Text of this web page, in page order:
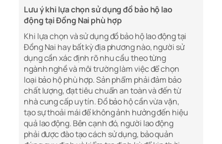
Lưu ý khi lựa chọn sử dụng đồ bảo hộ lao
động tại Đồng Nai phù hợp
Khi lựa chọn và sử dụng đồ bảo hộ lao động tại
Đồng Nai hay bất kỳ địa phương nào, người sử
dụng cần xác định rõ nhu cầu theo từng
ngành nghề và môi trường làm việc để chọn
loại bảo hộ phù hợp. Sản phẩm phải đảm bảo
chất lượng, đạt tiêu chuẩn an toàn và đến từ
nhà cung cấp uy tín. Đồ bảo hộ cần vừa vặn,
tạo sự thoải mái để không ảnh hưởng đến hiệu
quả lao động. Bên cạnh đó, người lao động
phải được đào tạo cách sử dụng, bảo quản